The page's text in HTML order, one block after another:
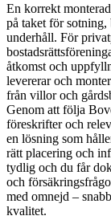
En korrekt
på taket för
underhåll. För
åtkomst och
levererar och
från villor och
Genom att följa
föreskrifter och
en lösning som
rätt placering och
tydlig och du får
och
med omnejd –
kvalitet.